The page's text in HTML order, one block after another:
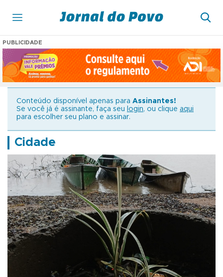
PUBLICIDADE
Conteúdo disponível apenas para Assinantes!
Se você já é assinante, faça seu
login, ou clique aqui
para escolher seu plano e assinar.
Cidade